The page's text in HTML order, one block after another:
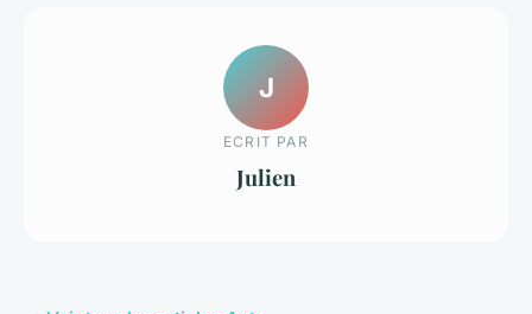
J
ECRIT PAR
Julien